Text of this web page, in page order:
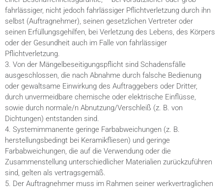
fahrlässiger, nicht jedoch fahrlässiger Pflichtverletzung durch ihn
selbst (Auftragnehmer), seinen gesetzlichen Vertreter oder
seinen Erfüllungsgehilfen, bei Verletzung des Lebens, des Körpers
oder der Gesundheit auch im Falle von fahrlässiger
Pflichtverletzung.
3. Von der Mängelbeseitigungspflicht sind Schadensfälle
ausgeschlossen, die nach Abnahme durch falsche Bedienung
oder gewaltsame Einwirkung des Auftraggebers oder Dritter,
durch unvermeidbare chemische oder elektrische Einflüsse,
sowie durch normale/n Abnutzung/Verschleiß (z. B. von
Dichtungen) entstanden sind.
4. Systemimmanente geringe Farbabweichungen (z. B.
herstellungsbedingt bei Keramikfliesen) und geringe
Farbabweichungen, die auf die Verwendung oder die
Zusammenstellung unterschiedlicher Materialien zurückzuführen
sind, gelten als vertragsgemäß.
5. Der Auftragnehmer muss im Rahmen seiner werkvertraglichen